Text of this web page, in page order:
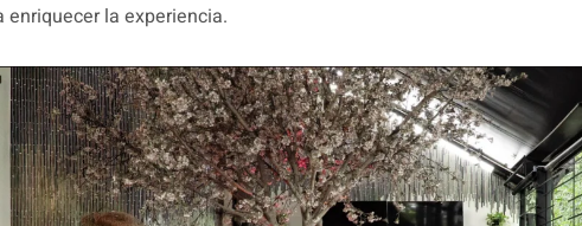
enriquecer la experiencia.